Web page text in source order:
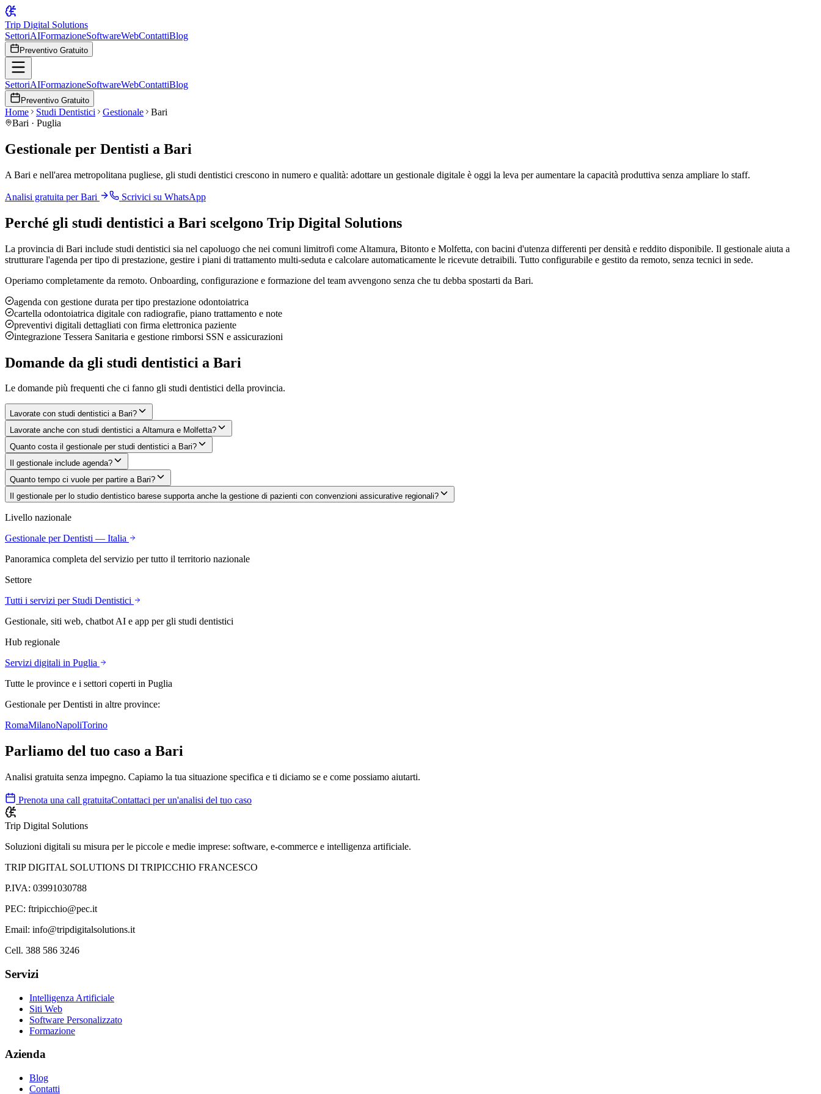
Trip Digital Solutions
SettoriAIFormazioneSoftwareWebContattiBlog
Preventivo Gratuito
SettoriAIFormazioneSoftwareWebContattiBlog
Preventivo Gratuito
Home Studi Dentistici Gestionale
Bari
Bari · Puglia
Gestionale per Dentisti a Bari
A Bari e nell'area metropolitana pugliese, gli studi dentistici crescono in numero e qualità: adottare un gestionale digitale è oggi la leva per aumentare la capacità produttiva senza ampliare lo staff.
Analisi gratuita perBari Scrivici su WhatsApp
Perché gli studi dentistici a Bari scelgono Trip Digital Solutions
La provincia di Bari include studi dentistici sia nel capoluogo che nei comuni limitrofi come Altamura, Bitonto e Molfetta, con bacini d'utenza differenti per densità e reddito disponibile. Il gestionale aiuta a
strutturare l'agenda per tipo di prestazione, gestire i piani di trattamento multi-seduta e calcolare automaticamente le ricevute detraibili. Tutto configurabile e gestito da remoto, senza tecnici in sede.
Operiamo completamente da remoto. Onboarding, configurazione e formazione del team avvengono senza che tu debba spostarti da Bari.
agenda con gestione durata per tipo prestazione odontoiatrica
cartella odontoiatrica digitale con radiografie, piano trattamento e note
preventivi digitali dettagliati con firma elettronica paziente
integrazione Tessera Sanitaria e gestione rimborsi SSN e assicurazioni
Domande da gli studi dentistici a Bari
Le domande più frequenti che ci fanno gli studi dentistici della provincia.
Lavorate con studi dentistici a Bari?
Lavorate anche con studi dentistici a Altamura e Molfetta?
Quanto costa il gestionale per studi dentistici a Bari?
Il gestionale include agenda?
Quanto tempo ci vuole per partire a Bari?
Il gestionale per lo studio dentistico barese supporta anche la gestione di pazienti con convenzioni assicurative regionali?
Livello nazionale
Gestionale per Dentisti — Italia
Panoramica completa del servizio per tutto il territorio nazionale
Settore
Tutti i servizi per Studi Dentistici
Gestionale, siti web, chatbot AI e app per gli studi dentistici
Hub regionale
Servizi digitali in Puglia
Tutte le province e i settori coperti in Puglia
Gestionale per Dentisti in altre province:
RomaMilanoNapoliTorino
Parliamo del tuo caso a Bari
Analisi gratuita senza impegno. Capiamo la tua situazione specifica e ti diciamo se e come possiamo aiutarti.
Prenota una call gratuitaContattaci per un'analisi del tuo caso
Trip Digital Solutions
Soluzioni digitali su misura per le piccole e medie imprese: software, e-commerce e intelligenza artificiale.
TRIP DIGITAL SOLUTIONS DI TRIPICCHIO FRANCESCO
P.IVA: 03991030788
PEC: ftripicchio@pec.it
Email: info@tripdigitalsolutions.it
Cell. 388 586 3246
Servizi
Intelligenza Artificiale
Siti Web
Software Personalizzato
Formazione
Azienda
Blog
Contatti